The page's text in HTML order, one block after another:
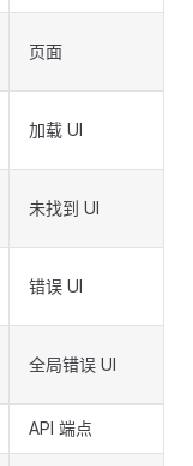
页面
加载 UI
未找到 UI
错误 UI
全局错误 UI
API 端点